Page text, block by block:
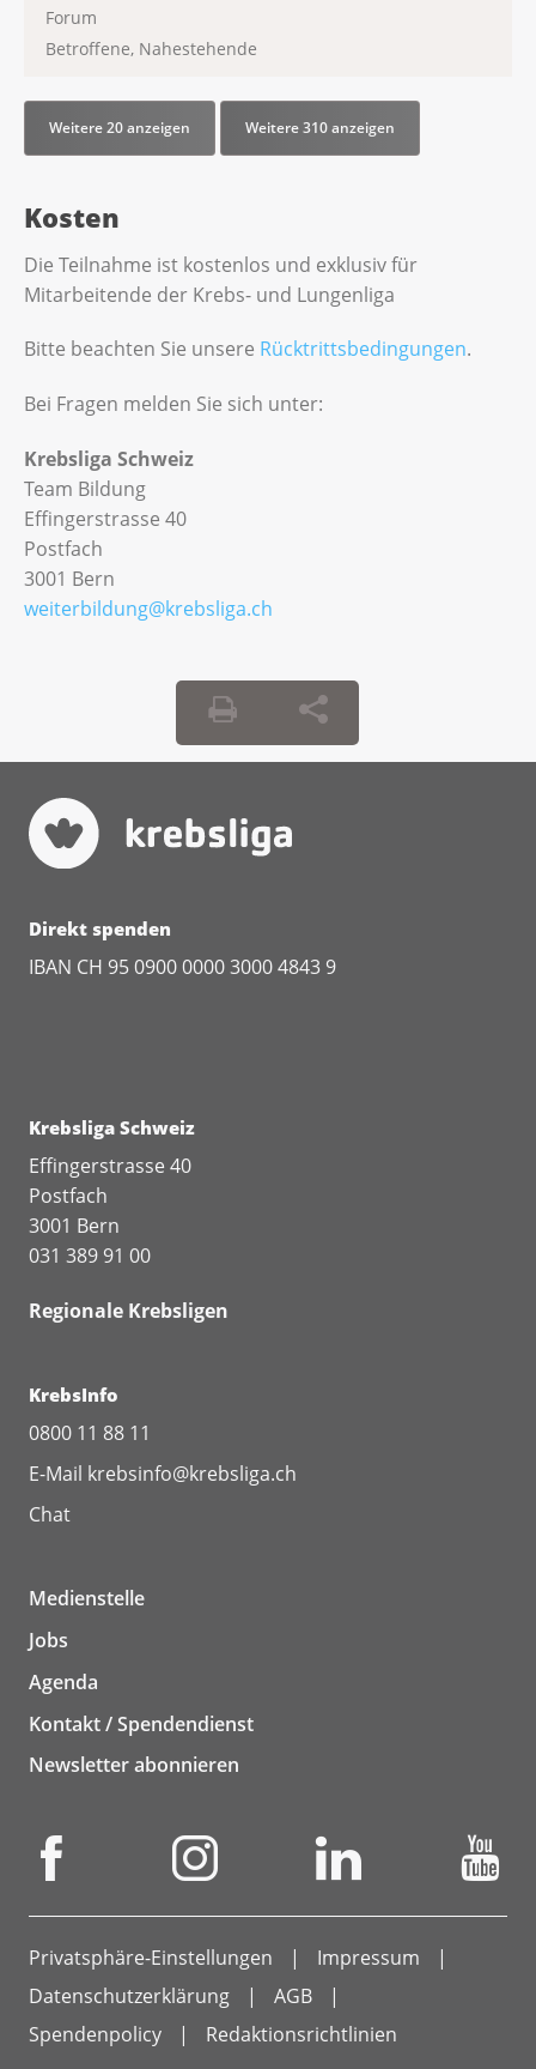
Forum
Betroffene, Nahestehende
Weitere 20 anzeigen Weitere 310 anzeigen
Kosten
Die Teilnahme ist kostenlos und exklusiv für
Mitarbeitende der Krebs- und Lungenliga
Bitte beachten Sie unsere Rücktrittsbedingungen.
Bei Fragen melden Sie sich unter:
Krebsliga Schweiz
Team Bildung
Effingerstrasse 40
Postfach
3001 Bern
weiterbildung@krebsliga.ch
Direkt spenden
IBAN CH 95 0900 0000 3000 4843 9
Krebsliga Schweiz
Effingerstrasse 40
Postfach
3001 Bern
031 389 91 00
Regionale Krebsligen
KrebsInfo
0800 11 88 11
E-Mail krebsinfo@krebsliga.ch
Chat
Medienstelle
Jobs
Agenda
Kontakt / Spendendienst
Newsletter abonnieren
Privatsphäre-Einstellungen
Impressum
Datenschutzerklärung
AGB
Spendenpolicy
Redaktionsrichtlinien